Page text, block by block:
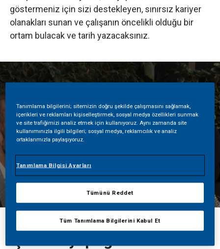
göstermeniz için sizi destekleyen, sınırsız kariyer
olanakları sunan ve çalışanın öncelikli olduğu bir
ortam bulacak ve tarih yazacaksınız.
Tanımlama bilgilerini; sitemizin doğru şekilde çalışmasını sağlamak,
içerikleri ve reklamları kişiselleştirmek, sosyal medya özellikleri sunmak
ve site trafiğimizi analiz etmek için kullanıyoruz. Aynı zamanda site
kullanımınızla ilgili bilgileri; sosyal medya, reklamcılık ve analiz
ortaklarımızla paylaşıyoruz.
Tanımlama Bilgisi Ayarları
Tümünü Reddet
Tüm Tanımlama Bilgilerini Kabul Et